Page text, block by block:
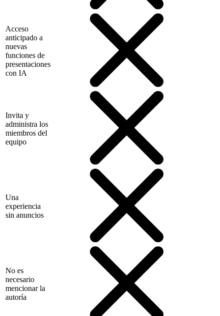
Acceso
anticipado a
nuevas
funciones de
presentaciones
con IA
Invita y
administra los
miembros del
equipo
Una
experiencia
sin anuncios
No es
necesario
mencionar la
autoría